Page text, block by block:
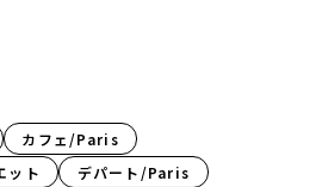
カフェ/Paris
ット
デパート/Paris